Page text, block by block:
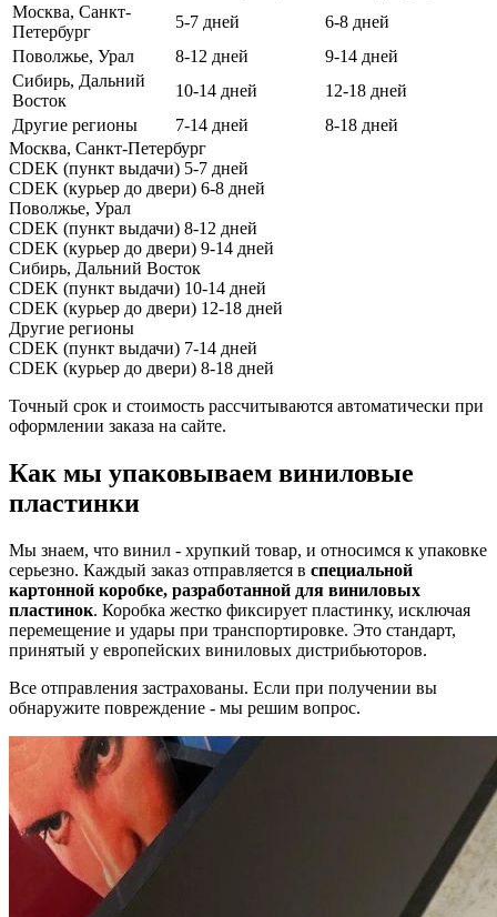
Москва, Санкт-
Петербург
5-7 дней
6-8 дней
Поволжье, Урал
8-12 дней
9-14 дней
Сибирь, Дальний
Восток
10-14 дней
12-18 дней
Другие регионы
7-14 дней
8-18 дней
Москва, Санкт-Петербург
CDEK (пункт выдачи) 5-7 дней
CDEK (курьер до двери) 6-8 дней
Поволжье, Урал
CDEK (пункт выдачи) 8-12 дней
CDEK (курьер до двери) 9-14 дней
Сибирь, Дальний Восток
CDEK (пункт выдачи) 10-14 дней
CDEK (курьер до двери) 12-18 дней
Другие регионы
CDEK (пункт выдачи) 7-14 дней
CDEK (курьер до двери) 8-18 дней
Точный срок и стоимость рассчитываются автоматически при
оформлении заказа на сайте.
Как мы упаковываем виниловые
пластинки
Мы знаем, что винил - хрупкий товар, и относимся к упаковке
серьезно. Каждый заказ отправляется в специальной
картонной коробке, разработанной для виниловых
пластинок. Коробка жестко фиксирует пластинку, исключая
перемещение и удары при транспортировке. Это стандарт,
принятый у европейских виниловых дистрибьюторов.
Все отправления застрахованы. Если при получении вы
обнаружите повреждение - мы решим вопрос.